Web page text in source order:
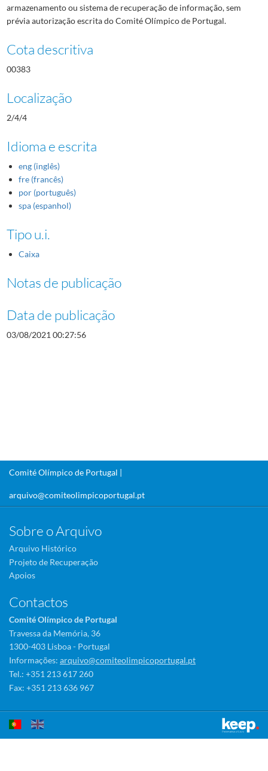
armazenamento ou sistema de recuperação de informação, sem
prévia autorização escrita do Comité Olímpico de Portugal.
Cota descritiva
00383
Localização
2/4/4
Idioma e escrita
eng (inglês)
fre (francês)
por (português)
spa (espanhol)
Tipo u.i.
Caixa
Notas de publicação
Data de publicação
03/08/2021 00:27:56
Comité Olímpico de Portugal |
arquivo@comiteolimpicoportugal.pt
Sobre o Arquivo
Arquivo Histórico
Projeto de Recuperação
Apoios
Contactos
Comité Olímpico de Portugal
Travessa da Memória, 36
1300-403 Lisboa - Portugal
Informações: arquivo@comiteolimpicoportugal.pt
Tel.: +351 213 617 260
Fax: +351 213 636 967